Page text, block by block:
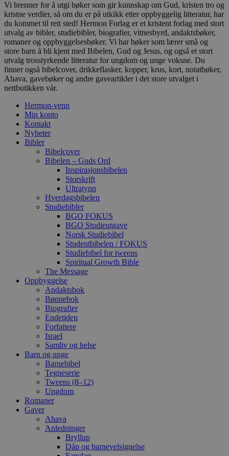
Vi brenner for å utgi bøker som gir kunnskap om Gud, kristen tro og
kristne verdier, så om du er på utkikk etter oppbyggelig litteratur, har
du kommet til rett sted! Hermon Forlag er et kristent forlag med stort
utvalg av bibler, studiebibler, biografier, vitnesbyrd, andaktsbøker,
romaner og oppbyggelsesbøker. Vi har bøker som lærer små og
store barn å bli kjent med Bibelen, Gud og Jesus, og også et stort
utvalg trosstyrkende litteratur for ungdom og unge voksne. Du
finner også bibelcover, drikkeflasker, kopper, krus, kort, notatbøker,
Ahava, gavebøker og andre gaveartikler i det store utvalget i
nettbutikken vår.
Hermon-venn
Min konto
Kontakt
Nyheter
Bibler
Bibelcover
Bibelen – Guds Ord
Inspirasjonsbibelen
Storskrift
Ultratynn
Hverdagsbibelen
Studiebibler
BGO FOKUS
BGO Studieutgave
Norsk Studiebibel
Studentbibelen / FOKUS
Studiebibel for tweens
Spiritual Growth Bible
The Message
Oppbyggelse
Andaktsbok
Bønnebok
Biografier
Endetiden
Forfattere
Israel
Samliv og helse
Barn og unge
Barnebibel
Tegneserie
Tweens (8–12)
Ungdom
Romaner
Gaver
Ahava
Anledninger
Bryllup
Dåp og barnevelsignelse